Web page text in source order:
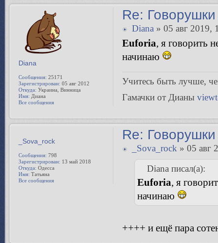
Re:
Diana » 05 авг 2019,
Euforia, я говорить
начинаю
Учитесь быть лучше,
Гамачки от Дианы
Diana
Сообщения: 25171
Зарегистрирован: 05 авг 2012
Откуда: Украина, Винница
Имя: Диана
Все сообщения
Re:
_Sova_rock » 05 авг
Diana писал(а):
Euforia, я
начинаю
++++ и ещё пара
_Sova_rock